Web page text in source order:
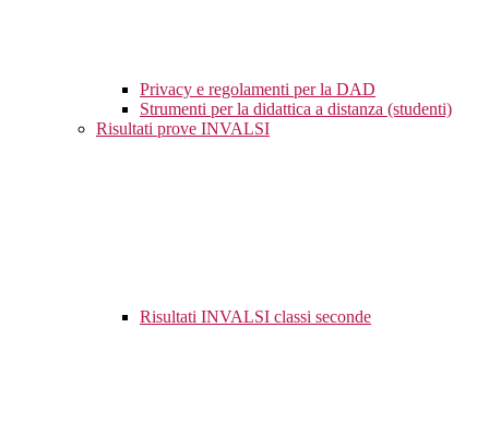
Privacy e regolamenti per la DAD
Strumenti per la didattica a distanza (studenti)
Risultati prove INVALSI
Risultati INVALSI classi seconde